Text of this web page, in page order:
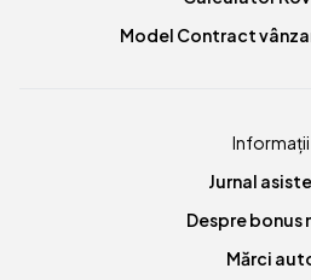
Model Contract
Informații
Jurnal
Despre bonus
Mărci